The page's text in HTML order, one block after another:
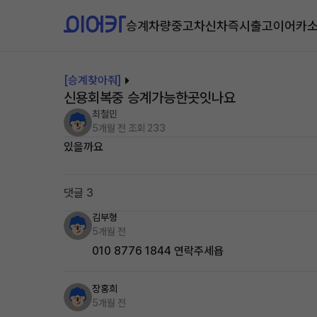
승계차량중고차신차즉시출고이어카
[승계찾아줘]
신용회복중 승계가능한곳잇나요
최철민
5개월 전 조회 233
있을까요
댓글 3
김부형
5개월 전
010 8776 1844 연락주세욥
장홍희
5개월 전